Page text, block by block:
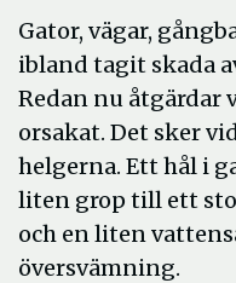
Gator, vägar,
ibland tagit skada
Redan nu åtgärdar
orsakat. Det sker
helgerna. Ett hål i
liten grop till ett
och en liten
översvämning.